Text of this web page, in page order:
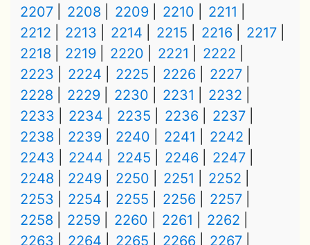
2207
2208 2209 2210
2211
2212
2213 2214 2215 2216
2217
2218
2219 2220 2221
2222
2223
2224 2225 2226
2227
2228
2229 2230 2231
2232
2233
2234 2235 2236
2237
2238
2239 2240 2241
2242
2243
2244 2245 2246
2247
2248
2249 2250 2251
2252
2253
2254 2255 2256
2257
2258
2259 2260 2261
2262
2263
2264 2265 2266
2267